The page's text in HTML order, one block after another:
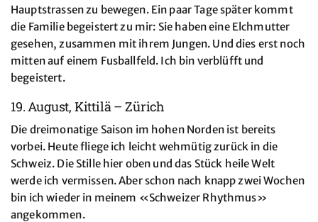
Hauptstrassen zu bewegen. Ein paar Tage später kommt
die Familie begeistert zu mir: Sie haben eine Elchmutter
gesehen, zusammen mit ihrem Jungen. Und dies erst noch
mitten auf einem Fusballfeld. Ich bin verblüfft und
begeistert.
19. August, Kittilä – Zürich
Die dreimonatige Saison im hohen Norden ist bereits
vorbei. Heute fliege ich leicht wehmütig zurück in die
Schweiz. Die Stille hier oben und das Stück heile Welt
werde ich vermissen. Aber schon nach knapp zwei Wochen
bin ich wieder in meinem «Schweizer Rhythmus»
angekommen.